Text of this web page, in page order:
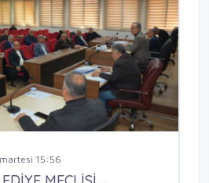
15:56